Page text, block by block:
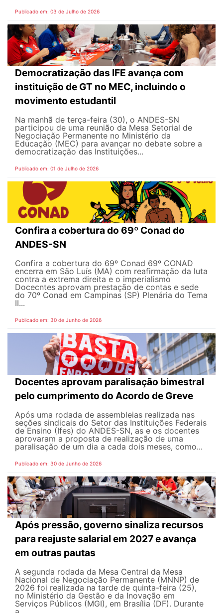
Publicado em: 03 de Julho de 2026
Democratização das IFE avança com
instituição de GT no MEC, incluindo o
movimento estudantil
Na manhã de terça-feira (30), o ANDES-SN
participou de uma reunião da Mesa Setorial de
Negociação Permanente no Ministério da
Educação (MEC) para avançar no debate sobre a
democratização das Instituições...
Publicado em: 01 de Julho de 2026
Confira a cobertura do 69º Conad do
ANDES-SN
Confira a cobertura do 69º Conad 69º CONAD
encerra em São Luís (MA) com reafirmação da luta
contra a extrema direita e o imperialismo
Docecntes aprovam prestação de contas e sede
do 70º Conad em Campinas (SP) Plenária do Tema
II...
Publicado em: 30 de Junho de 2026
Docentes aprovam paralisação bimestral
pelo cumprimento do Acordo de Greve
Após uma rodada de assembleias realizada nas
seções sindicais do Setor das Instituições Federais
de Ensino (Ifes) do ANDES-SN, as e os docentes
aprovaram a proposta de realização de uma
paralisação de um dia a cada dois meses, como...
Publicado em: 30 de Junho de 2026
Após pressão, governo sinaliza recursos
para reajuste salarial em 2027 e avança
em outras pautas
A segunda rodada da Mesa Central da Mesa
Nacional de Negociação Permanente (MNNP) de
2026 foi realizada na tarde de quinta-feira (25),
no Ministério da Gestão e da Inovação em
Serviços Públicos (MGI), em Brasília (DF). Durante